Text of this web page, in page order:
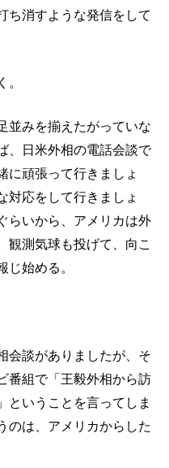
ち消すような発信をして
並みを揃えたがっていな
、日米外相の電話会談で
に頑張って行きましょ
対応をして行きましょ
らいから、アメリカは外
観測気球も投げて、向こ
じ始める。
会談がありましたが、そ
番組で「王毅外相から訪
ということを言ってしま
のは、アメリカからした